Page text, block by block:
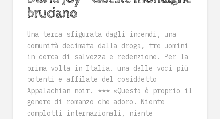
bruciano
Una terra sfigurata dagli incendi, una
comunità decimata dalla droga, tre uomini
in cerca di salvezza e redenzione. Per la
prima volta in Italia, una delle voci più
potenti e affilate del cosiddetto
Appalachian noir. *** «Questo è proprio il
genere di romanzo che adoro. Niente
complotti internazionali, niente